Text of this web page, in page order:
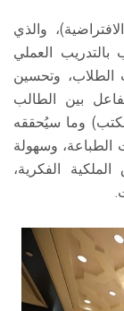
والذي
العملي
الطلاب، وتحسين
بين الطالب
وما سيُحققه
الطباعة، وسهولة
الفكرية،